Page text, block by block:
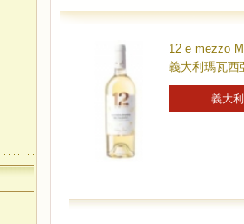
12 e mezzo
義大利瑪瓦西
義大